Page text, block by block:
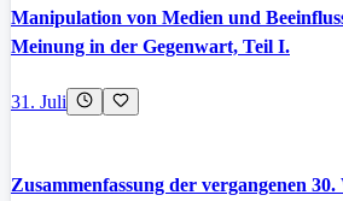
Manipulation von Medien und
Meinung in der Gegenwart, Teil I.
31. Juli
Zusammenfassung der vergangenen